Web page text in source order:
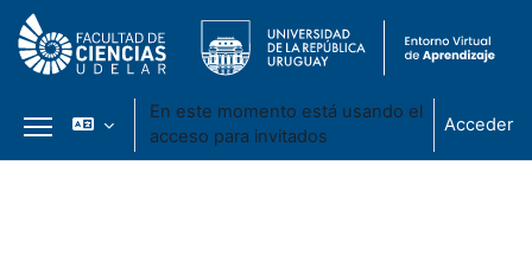
Panel lateral
En este momento está usando el
acceso para invitados
Acceder